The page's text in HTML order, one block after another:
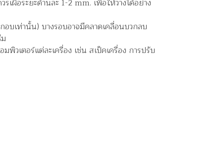
ผื่อระยะด้านละ 1-2 mm. เพื่อให้วางได้อย่าง
บเท่านั้น) บางรอบอาจมีคลาดเคลื่อนบวกลบ
วเตอร์แต่ละเครื่อง เช่น สเป็คเครื่อง การปรับ